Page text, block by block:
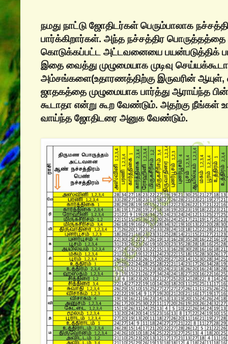
நமது நாட்டு ஜோதிடர்கள் பெரும்பாலாக
பார்க்கிறார்கள். அந்த நச்சத்திர
கொடுக்கப்பட்ட அட்டவனையை பயன்படுத்திக்
இதை வைத்து முழுமையாக முடிவு
அம்சங்களை(உதாரணத்திற்கு இருவரின்
ஜாதகத்தை முழுமையாக பார்த்து ஆராய்ந்த‌
கூடாதா என்று கூற வேண்டும். அதற்கு
வாய்ந்த ஜோதிடரை அனுக வேண்டும்.